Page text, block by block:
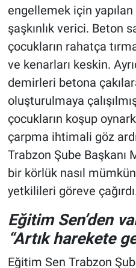
engellemek için
şaşkınlık verici. Beton
çocukların rahatça
ve kenarları keskin.
demirleri betona
oluşturulmaya
çocukların koşup
çarpma ihtimali göz
Trabzon Şube Başkanı
bir körlük nasıl
yetkilileri göreve
Eğitim Sen’den
“Artık harekete
Eğitim Sen Trabzon